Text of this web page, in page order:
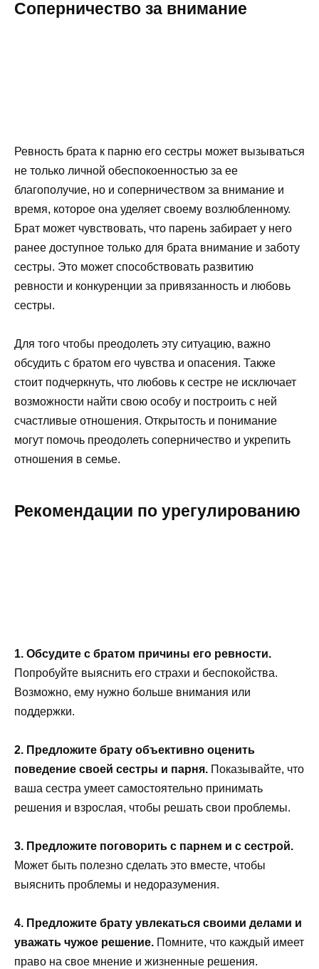
Соперничество за внимание
Ревность брата к парню его сестры может вызываться
не только личной обеспокоенностью за ее
благополучие, но и соперничеством за внимание и
время, которое она уделяет своему возлюбленному.
Брат может чувствовать, что парень забирает у него
ранее доступное только для брата внимание и заботу
сестры. Это может способствовать развитию
ревности и конкуренции за привязанность и любовь
сестры.
Для того чтобы преодолеть эту ситуацию, важно
обсудить с братом его чувства и опасения. Также
стоит подчеркнуть, что любовь к сестре не исключает
возможности найти свою особу и построить с ней
счастливые отношения. Открытость и понимание
могут помочь преодолеть соперничество и укрепить
отношения в семье.
Рекомендации по урегулированию
1. Обсудите с братом причины его ревности.
Попробуйте выяснить его страхи и беспокойства.
Возможно, ему нужно больше внимания или
поддержки.
2. Предложите брату объективно оценить
поведение своей сестры и парня. Показывайте, что
ваша сестра умеет самостоятельно принимать
решения и взрослая, чтобы решать свои проблемы.
3. Предложите поговорить с парнем и с сестрой.
Может быть полезно сделать это вместе, чтобы
выяснить проблемы и недоразумения.
4. Предложите брату увлекаться своими делами и
уважать чужое решение. Помните, что каждый имеет
право на свое мнение и жизненные решения.